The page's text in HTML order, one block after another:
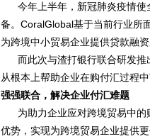
今年上半年，新冠肺炎疫情
备。 CoralGlobal基于当前行业所
为跨境中小贸易企业提供贷款融
而此次与渣打银行联合研发推
从根本上帮助企业在购付汇过程中
强强联合，解决企业付汇难题
为助力企业应对跨境贸易中的
优势，实现为跨境贸易企业提供